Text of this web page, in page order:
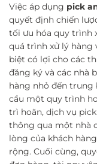
Việc áp dụng pick
quyết định chiến
tối ưu hóa quy trình
quá trình xử lý hàng
biệt có lợi cho các
đăng ký và các nhà
hàng nhỏ đến trung
cầu một quy trình
trì hoãn, dịch vụ
thông qua một nhà
lòng của khách
rộng. Cuối cùng,